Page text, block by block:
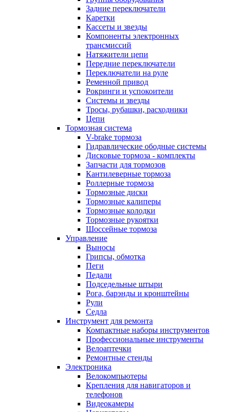
Задние переключатели
Каретки
Кассеты и звезды
Компоненты электронных
трансмиссий
Натяжители цепи
Передние переключатели
Переключатели на руле
Ременной привод
Рокринги и успокоители
Системы и звезды
Тросы, рубашки, расходники
Цепи
Тормозная система
V-brake тормоза
Гидравлические ободные системы
Дисковые тормоза - комплекты
Запчасти для тормозов
Кантилеверные тормоза
Роллерные тормоза
Тормозные диски
Тормозные калиперы
Тормозные колодки
Тормозные рукоятки
Шоссейные тормоза
Управление
Выносы
Грипсы, обмотка
Пеги
Педали
Подседельные штыри
Рога, барэнды и кронштейны
Рули
Седла
Инструмент для ремонта
Компактные наборы инструментов
Профессиональные инструменты
Велоаптечки
Ремонтные стенды
Электроника
Велокомпьютеры
Крепления для навигаторов и
телефонов
Видеокамеры